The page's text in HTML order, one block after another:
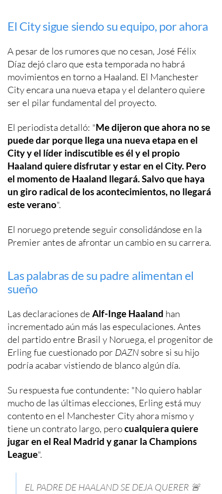
El City sigue siendo su equipo, por ahora
A pesar de los rumores que no cesan, José Félix
Díaz dejó claro que esta temporada no habrá
movimientos en torno a Haaland. El Manchester
City encara una nueva etapa y el delantero quiere
ser el pilar fundamental del proyecto.
El periodista detalló: "Me dijeron que ahora no se
puede dar porque llega una nueva etapa en el
City y el líder indiscutible es él y el propio
Haaland quiere disfrutar y estar en el City. Pero
el momento de Haaland llegará. Salvo que haya
un giro radical de los acontecimientos, no llegará
este verano".
El noruego pretende seguir consolidándose en la
Premier antes de afrontar un cambio en su carrera.
Las palabras de su padre alimentan el
sueño
Las declaraciones de Alf-Inge Haaland han
incrementado aún más las especulaciones. Antes
del partido entre Brasil y Noruega, el progenitor de
Erling fue cuestionado por DAZN sobre si su hijo
podría acabar vistiendo de blanco algún día.
Su respuesta fue contundente: "No quiero hablar
mucho de las últimas elecciones, Erling está muy
contento en el Manchester City ahora mismo y
tiene un contrato largo, perocualquiera quiere
jugar en el Real Madrid y ganar la Champions
League".
EL PADRE DE HAALAND SE DEJA QUERER 🚨